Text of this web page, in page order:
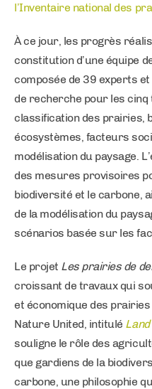
l’Inventaire national des
À ce jour, les progrès
constitution d’une équipe
composée de 39 experts et
de recherche pour les
classification des prairies,
écosystèmes, facteurs
modélisation du paysage.
des mesures provisoires
biodiversité et le carbone,
de la modélisation du
scénarios basée sur les
Le projet Les prairies de
croissant de travaux qui
et économique des prairies
Nature United, intitulé
souligne le rôle des
que gardiens de la
carbone, une philosophie